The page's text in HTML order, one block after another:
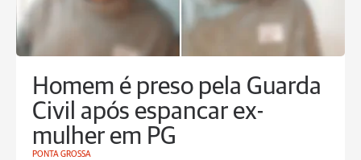
Homem é preso pela Guarda
Civil após espancar ex-
mulher em PG
PONTA GROSSA